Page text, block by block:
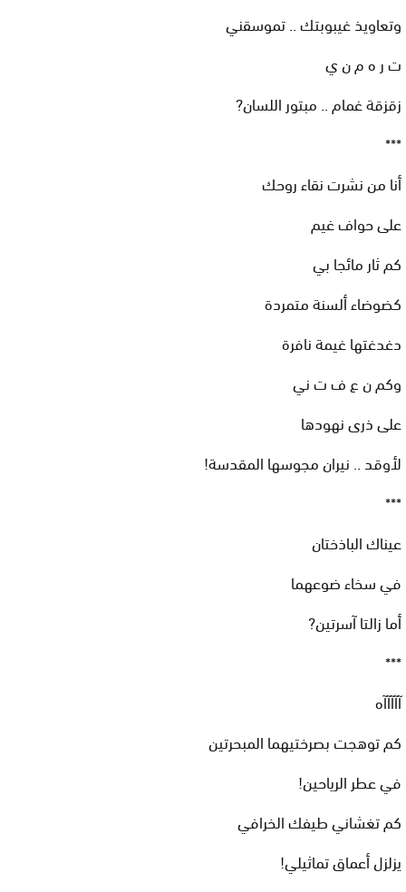
وتعاويذ غيبوبتك .. تموسقني
ت ر ه م ن ي
زقزقة غمام .. مبتور اللسان?
***
أنا من نشرت نقاء روحك
على حواف غيم
كم ثار مائجا بي
كضوضاء ألسنة متمردة
دغدغتها غيمة نافرة
وكم ن ع ف ت ني
على ذرى نهودها
لأوقد .. نيران مجوسها المقدسة!
***
عيناك الباذختان
في سخاء ضوعهما
أما زالتا آسرتين?
***
آآآآآه
كم توهجت بصرختيهما المبحرتين
في عطر الرياحين!
كم تغشاني طيفك الخرافي
يزلزل أعماق تماثيلي!